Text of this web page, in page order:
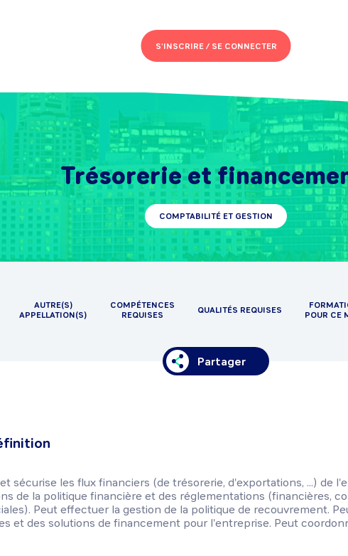
S'INSCRIRE /SE CONNECTER
Trésorerie et
COMPTABILITÉ ET GESTION
AUTRE(S)
APPELLATION(S)
COMPÉTENCES
REQUISES
QUALITÉS REQUISES
POUR CE
Partager
sécurise les flux financiers (de trésorerie, d'exportations, ...) de
de la politique financière et des réglementations (financières,
Peut effectuer la gestion de la politique de recouvrement.
et des solutions de financement pour l'entreprise. Peut